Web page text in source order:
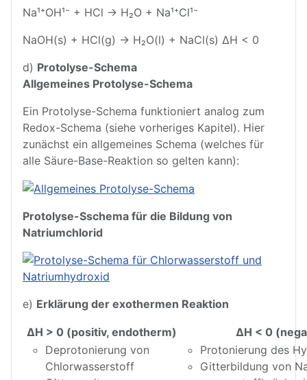
Na¹⁺OH¹⁻ + HCl → H₂O + Na¹⁺Cl¹⁻
NaOH(s) + HCl(g) → H₂O(l) + NaCl(s) ΔH < 0
d) Protolyse-Schema
Allgemeines Protolyse-Schema
Ein Protolyse-Schema funktioniert analog zum
Redox-Schema (siehe vorheriges Kapitel). Hier
zunächst ein allgemeines Schema (welches für
alle Säure-Base-Reaktion so gelten kann):
Protolyse-Sschema für die Bildung von
Natriumchlorid
e) Erklärung der exothermen Reaktion
ΔH > 0 (positiv, endotherm)
ΔH < 0
Deprotonierung von
Chlorwasserstoff
Protonierung des
Gitterbildung von